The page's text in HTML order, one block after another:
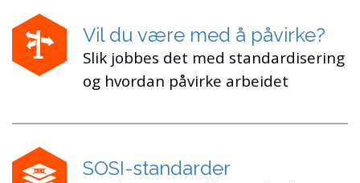
Vil du være med å påvirke?
Slik jobbes det med standardisering
og hvordan påvirke arbeidet
SOSI-standarder